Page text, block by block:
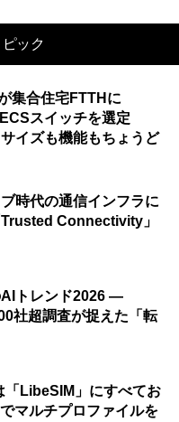
ック
集合住宅FTTHに
スイッチを選定
サイズも機能もちょうど
時代の通信インフラに
Connectivity」
トレンド2026 ―
社超調査が捉えた「転
「LibeSIM」にすべてお
マルチプロファイルを